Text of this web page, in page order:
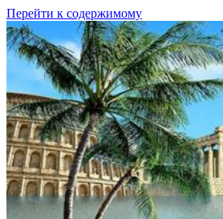
Перейти к содержимому